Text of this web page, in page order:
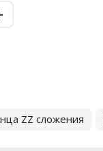
ZZ сложения